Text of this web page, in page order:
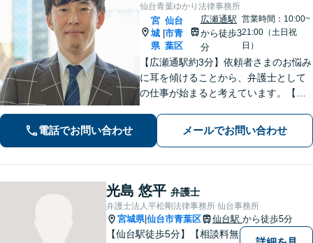
仙台青葉ゆかり法律事務所
宮
城
県
|
仙台
市青
葉区
広瀬通駅
から徒歩3
分
営業時間：10:00~
21:00（土日祝
日）
【広瀬通駅約3分】依頼者さまのお悩み
に耳を傾けることから、弁護士として
の仕事が始まると考えています。【離
など男性からのご依頼多数【相続・遺
言】遺産分割などスムーズに解決【初
電話でお問い合わせ メールでお問い合わせ
光島 悠平 弁護士
弁護士法人平松剛法律事務所 仙台事務所
宮城県|仙台市青葉区 仙台駅 から徒歩5分
【仙台駅徒歩5分】【相談料無